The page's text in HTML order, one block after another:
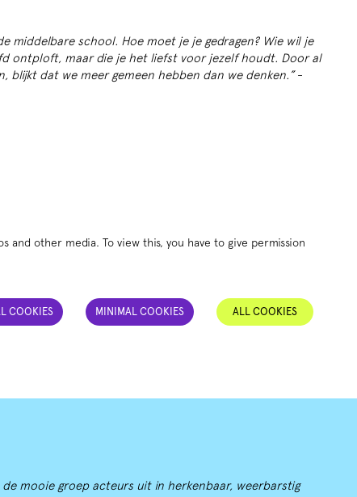
middelbare school. Hoe moet je je gedragen? Wie wil je
ontploft, maar die je het liefst voor jezelf houdt. Door al
blijkt dat we meer gemeen hebben dan we denken.”-
and other media. To view this, you have to give permission
COOKIES MINIMAL COOKIES ALL COOKIES
mooie groep acteurs uit in herkenbaar, weerbarstig